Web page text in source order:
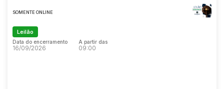
SOMENTE ONLINE
Leilão
Data do encerramento
16/09/2026
A partir das
09:00